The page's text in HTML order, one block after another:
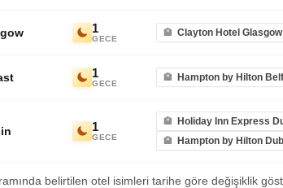
1
GECE
Clayton Hotel Glasgow
1
GECE
Hampton by Hilton
1
GECE
Holiday Inn Express
Hampton by Hilton
belirtilen otel isimleri tarihe göre değişiklik